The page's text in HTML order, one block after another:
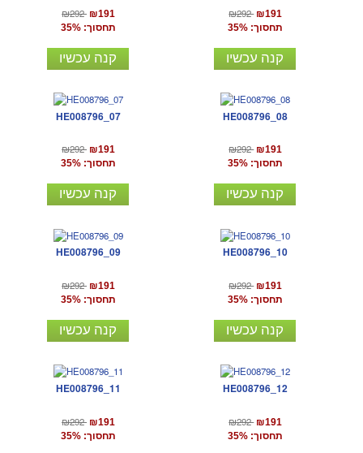
₪292 ₪191
תחסוך: 35%
קנה עכשיו
₪292 ₪191
תחסוך: 35%
קנה עכשיו
HE008796_07
₪292 ₪191
תחסוך: 35%
קנה עכשיו
HE008796_08
₪292 ₪191
תחסוך: 35%
קנה עכשיו
HE008796_09
₪292 ₪191
תחסוך: 35%
קנה עכשיו
HE008796_10
₪292 ₪191
תחסוך: 35%
קנה עכשיו
HE008796_11
₪292 ₪191
תחסוך: 35%
HE008796_12
₪292 ₪191
תחסוך: 35%